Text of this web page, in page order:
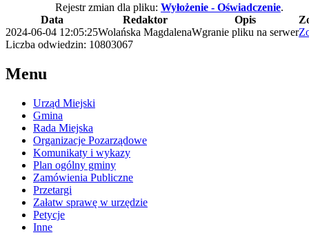
Rejestr zmian dla pliku: Wyłożenie - Oświadczenie.
Data
Redaktor Opis
2024-06-04 12:05:25Wolańska MagdalenaWgranie pliku na serwer
Liczba odwiedzin: 10803067
Menu
Urząd Miejski
Gmina
Rada Miejska
Organizacje Pozarządowe
Komunikaty i wykazy
Plan ogólny gminy
Zamówienia Publiczne
Przetargi
Załatw sprawę w urzędzie
Petycje
Inne